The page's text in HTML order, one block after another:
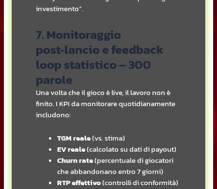
investimento”.
7. Monitoraggio
post‑lancio e feedback
loop statistico – 300
parole
Una volta che il gioco è live, il lavoro non è
finito. I KPI da monitorare quotidianamente
includono:
TGM reale(vs. stima)
EV reale(calcolato su dati di payout)
Churn rate(percentuale di giocatori
che abbandonano entro 7 giorni)
RTP effettivo(controlli di conformità)